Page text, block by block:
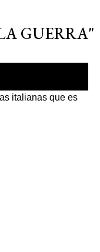
GUERRA"